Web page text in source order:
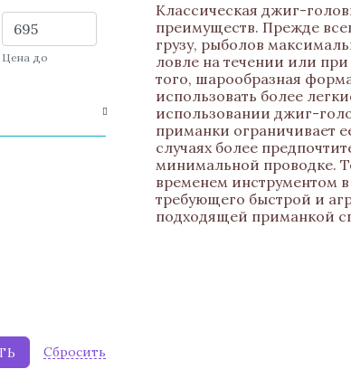
Цена до
Cбросить
Классическая джиг-
преимуществ. Прежде
грузу, рыболов
ловле на течении или
того, шарообразная
использовать более
использовании джиг-
приманки ограничивает
случаях более
минимальной проводке.
временем инструментом
требующего быстрой и
подходящей приманкой